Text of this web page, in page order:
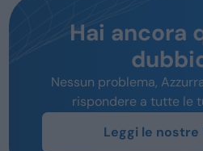
Hai ancora
Nessun problema,
rispondere a tutte le
Leggi le nostre